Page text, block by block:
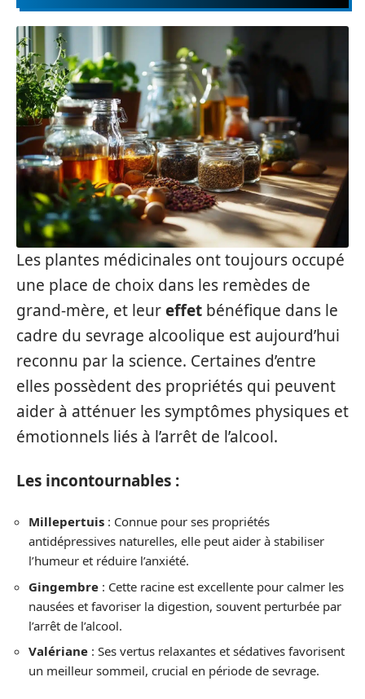
Les plantes médicinales ont toujours occupé
une place de choix dans les remèdes de
grand-mère, et leureffet bénéfique dans le
cadre du sevrage alcoolique est aujourd’hui
reconnu par la science. Certaines d’entre
elles possèdent des propriétés qui peuvent
aider à atténuer les symptômes physiques et
émotionnels liés à l’arrêt de l’alcool.
Les incontournables :
Millepertuis : Connue pour ses propriétés
antidépressives naturelles, elle peut aider à stabiliser
l’humeur et réduire l’anxiété.
Gingembre : Cette racine est excellente pour calmer les
nausées et favoriser la digestion, souvent perturbée par
l’arrêt de l’alcool.
Valériane : Ses vertus relaxantes et sédatives favorisent
un meilleur sommeil, crucial en période de sevrage.